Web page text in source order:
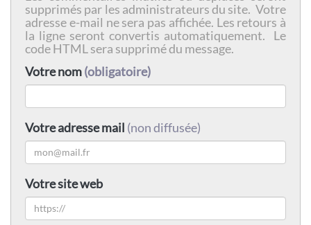
supprimés par les administrateurs du site. Votre
adresse e-mail ne sera pas affichée. Les retours à
la ligne seront convertis automatiquement. Le
code HTML sera supprimé du message.
Votre nom(obligatoire)
Votre adresse mail (non diffusée)
Votre site web